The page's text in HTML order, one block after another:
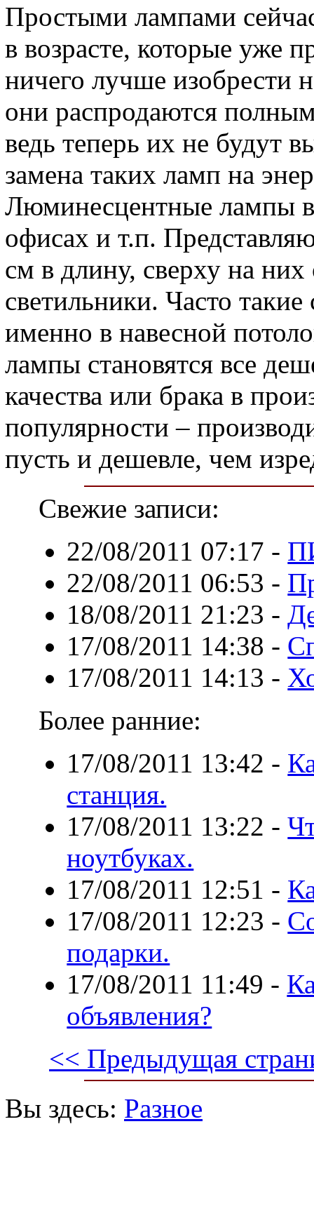
Простыми лампами
в возрасте, которые уже
ничего лучше изобрести
они распродаются
ведь теперь их не будут
замена таких ламп на
Люминесцентные лампы
офисах и т.п.
см в длину, сверху на
светильники. Часто
именно в навесной
лампы становятся все
качества или брака в
популярности –
пусть и дешевле, чем
Свежие записи:
22/08/2011 07:17 -
22/08/2011 06:53 -
18/08/2011 21:23 -
17/08/2011 14:38 -
17/08/2011 14:13 -
Более ранние:
17/08/2011 13:42 -
станция.
17/08/2011 13:22 -
ноутбуках.
17/08/2011 12:51 -
17/08/2011 12:23 -
подарки.
17/08/2011 11:49 -
объявления?
<< Предыдущая
Вы здесь: Разное